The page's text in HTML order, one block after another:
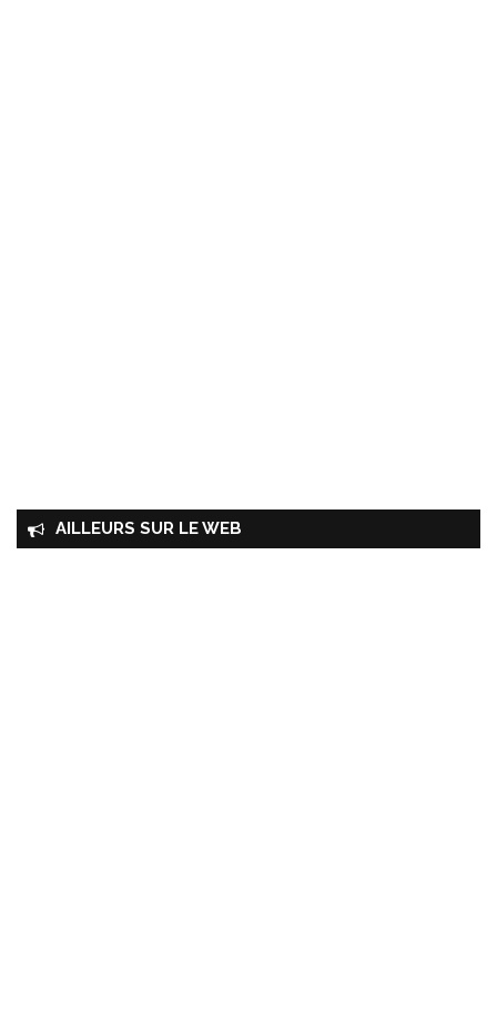
AILLEURS SUR LE WEB